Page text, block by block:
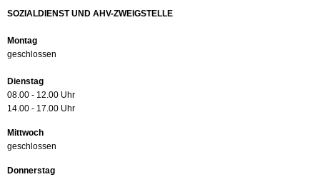
SOZIALDIENST UND AHV-ZWEIGSTELLE
Montag
geschlossen
Dienstag
08.00 - 12.00 Uhr
14.00 - 17.00 Uhr
Mittwoch
geschlossen
Donnerstag